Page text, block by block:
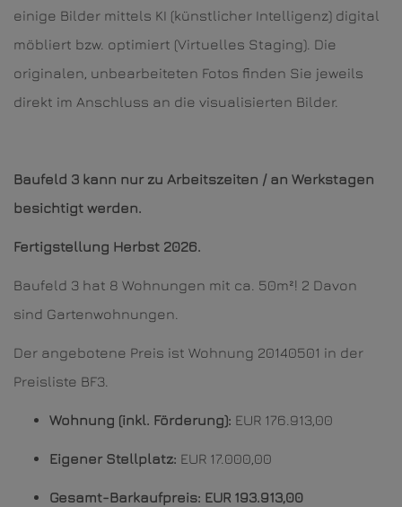
einige Bilder mittels KI (künstlicher Intelligenz) digital
möbliert bzw. optimiert (Virtuelles Staging). Die
originalen, unbearbeiteten Fotos finden Sie jeweils
direkt im Anschluss an die visualisierten Bilder.
Baufeld 3 kann nur zu Arbeitszeiten / an Werkstagen
besichtigt werden.
Fertigstellung Herbst 2026.
Baufeld 3 hat 8 Wohnungen mit ca. 50m²! 2 Davon
sind Gartenwohnungen.
Der angebotene Preis ist Wohnung 20140501 in der
Preisliste BF3.
Wohnung (inkl. Förderung): EUR 176.913,00
Eigener Stellplatz: EUR 17.000,00
Gesamt-Barkaufpreis: EUR 193.913,00